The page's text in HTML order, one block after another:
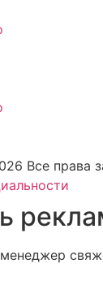
Все права